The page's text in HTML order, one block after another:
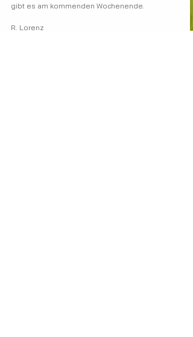
gibt es am kommenden Wochenende.
R. Lorenz